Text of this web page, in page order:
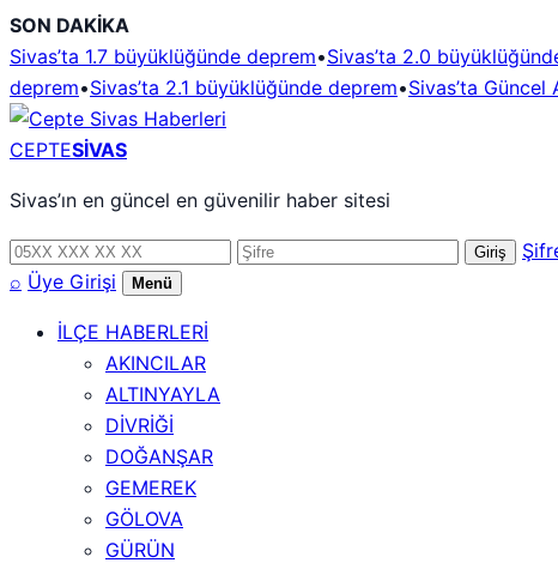
İçeriğe
geç
SON DAKİKA
Sivas’ta 1.7 büyüklüğünde deprem•Sivas’ta 2.0
deprem•Sivas’ta 2.1 büyüklüğünde deprem•Sivas’ta
CEPTESİVAS
Sivas’ın en güncel en güvenilir haber sitesi
Telefon
numarası
Şifre Giriş
⌕ Üye Girişi Menü
İLÇE HABERLERİ
AKINCILAR
ALTINYAYLA
DİVRİĞİ
DOĞANŞAR
GEMEREK
GÖLOVA
GÜRÜN